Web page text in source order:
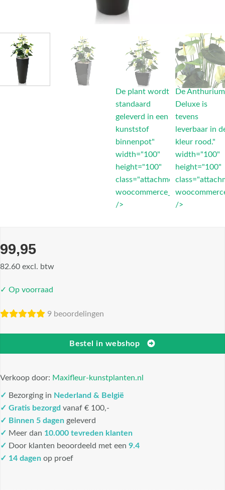
De plant wordt
standaard
geleverd in een
kunststof
binnenpot"
width="100"
height="100"
class="attachment-
woocommerce_thumbnail"
/>
De Anthurium
Deluxe is
tevens
leverbaar in
kleur rood."
width="100"
height="100"
/>
99,95
82.60 excl. btw
✓ Op voorraad
9 beoordelingen
Bestel in webshop
Verkoop door: Maxifleur-kunstplanten.nl
✓ Bezorging in Nederland & België
✓ Gratis bezorgd vanaf € 100,-
✓ Binnen 5 dagen geleverd
✓ Meer dan 10.000 tevreden klanten
✓ Door klanten beoordeeld met een 9.4
✓ 14 dagen op proef